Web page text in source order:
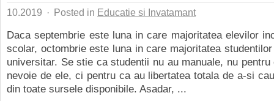
10.2019 · Posted in Educatie si Invatamant
Daca septembrie este luna in care majoritatea elevilor
scolar, octombrie este luna in care majoritatea
universitar. Se stie ca studentii nu au manuale, nu
nevoie de ele, ci pentru ca au libertatea totala de a-si
din toate sursele disponibile. Asadar, ...